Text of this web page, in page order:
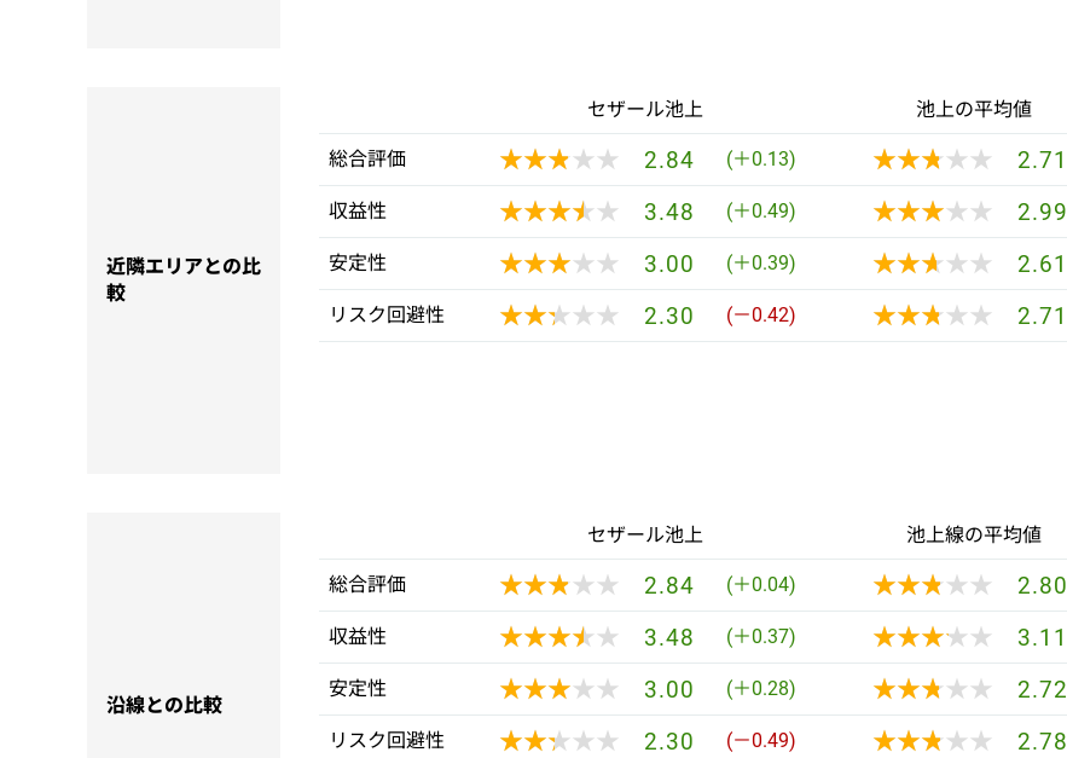
近隣エリアとの比
較
セザール池上 池上の平均値
総合評価 ★★★★★
★★★★★ 2.84 (＋0.13) ★★★★★
★★★★★ 2.71
収益性 ★★★★★
★★★★★ 3.48 (＋0.49) ★★★★★
★★★★★ 2.99
安定性 ★★★★★
★★★★★ 3.00 (＋0.39) ★★★★★
★★★★★ 2.61
リスク回避性 ★★★★★
★★★★★ 2.30 (－0.42) ★★★★★
★★★★★ 2.71
沿線との比較
セザール池上 池上線の平均値
総合評価 ★★★★★
★★★★★ 2.84 (＋0.04) ★★★★★
★★★★★ 2.80
収益性 ★★★★★
★★★★★ 3.48 (＋0.37) ★★★★★
★★★★★ 3.11
安定性 ★★★★★
★★★★★ 3.00 (＋0.28) ★★★★★
★★★★★ 2.72
リスク回避性 ★★★★★
★★★★★ 2.30 (－0.49) ★★★★★
★★★★★ 2.78